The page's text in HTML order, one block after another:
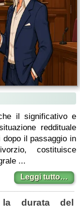
il significativo e
reddituale
il passaggio in
costituisce
...
Leggi tutto…
la durata del